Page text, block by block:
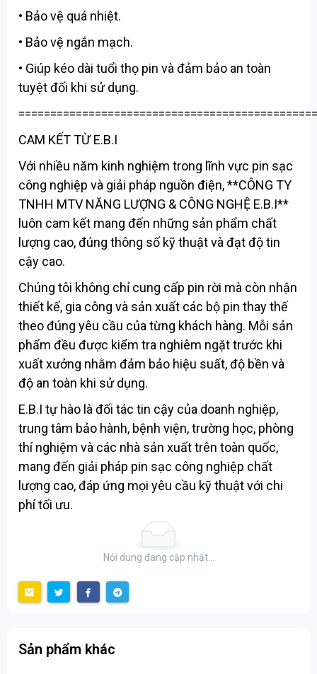
• Bảo vệ quá nhiệt.
• Bảo vệ ngắn mạch.
• Giúp kéo dài tuổi thọ pin và đảm bảo an toàn
tuyệt đối khi sử dụng.
CAM KẾT TỪ E.B.I
Với nhiều năm kinh nghiệm trong lĩnh vực pin sạc
công nghiệp và giải pháp nguồn điện, **CÔNG TY
TNHH MTV NĂNG LƯỢNG & CÔNG NGHỆ E.B.I**
luôn cam kết mang đến những sản phẩm chất
lượng cao, đúng thông số kỹ thuật và đạt độ tin
cậy cao.
Chúng tôi không chỉ cung cấp pin rời mà còn nhận
thiết kế, gia công và sản xuất các bộ pin thay thế
theo đúng yêu cầu của từng khách hàng. Mỗi sản
phẩm đều được kiểm tra nghiêm ngặt trước khi
xuất xưởng nhằm đảm bảo hiệu suất, độ bền và
độ an toàn khi sử dụng.
E.B.I tự hào là đối tác tin cậy của doanh nghiệp,
trung tâm bảo hành, bệnh viện, trường học, phòng
thí nghiệm và các nhà sản xuất trên toàn quốc,
mang đến giải pháp pin sạc công nghiệp chất
lượng cao, đáp ứng mọi yêu cầu kỹ thuật với chi
phí tối ưu.
Nội dung đang cập nhật...
Sản phẩm khác